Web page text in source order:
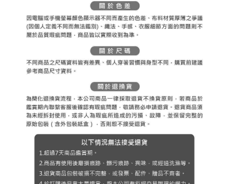
1.本服務係由「台灣大哥大股份有限公司」（以下簡稱本公司）所提供，讓
用戶於交易時，得透過本服務購買商品或服務，並由商店將買賣／分期付款
買賣價金債權讓與本公司後，依約使用本公司帳單繳交帳款。
2.基於同意付款使用「大哥付你分期」之契約關係目的，商店將以您的個人
資料（包含姓名、電話或地址）提供予台灣大哥大進項蒐集、處理及利用，
由本公司與您本人進行分期帳單所需資料之確認、核對及更正。
3.完整用戶服務條款，請詳閱以下連結：https://oppay.tw/userRule
ATM／網路銀行／等多元方式進行付款，方視為交易完成。
購買商品的店家。未經商家同意取消之訂單仍視為有效，需透過AFTEE先享
後付繳納相關費用。
是否繳費成功／繳費後需取消欲退款等相關疑問，請聯繫「AFTEE先享後付
客戶支援中心」 https://netprotections.freshdesk.com/support/home
１．透過由恩沛科技股份有限公司提供之「AFTEE先享後付」服務完成之交
易，需依本服務之必要範圍內提供個人資料，並將交易相關給付款項請求債
權轉讓予恩沛科技股份有限公司。
２．關於個人資料處理事宜，請瀏覽以下網址：
https://aftee.tw/terms/#terms3
３．未成年的使用者請事先徵得法定代理人或監護人之同意方可使用
「AFTEE先享後付」，若未經同意申辦者引起之損失，本公司不負相關責
４．使用「AFTEE先享後付」時，將依據個別帳號之用戶狀況，依本公司即
時審查核予不同之上限額度；若仍有額度不足之情形，本公司將視審查結果
請求用戶進行身份認證。
免運費
7-11取貨付款
付款後7-11取貨
免運費